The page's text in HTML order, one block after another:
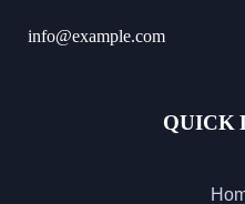
info@example.com
QUICK